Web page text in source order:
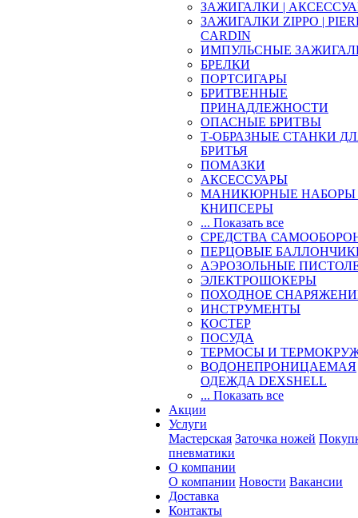
ЗАЖИГАЛКИ |
ЗАЖИГАЛКИ ZIPPO |
CARDIN
ИМПУЛЬСНЫЕ
БРЕЛКИ
ПОРТСИГАРЫ
БРИТВЕННЫЕ
ПРИНАДЛЕЖНОСТИ
ОПАСНЫЕ БРИТВЫ
Т-ОБРАЗНЫЕ СТАНКИ
БРИТЬЯ
ПОМАЗКИ
АКСЕССУАРЫ
МАНИКЮРНЫЕ НАБОРЫ
КНИПСЕРЫ
... Показать все
СРЕДСТВА
ПЕРЦОВЫЕ
АЭРОЗОЛЬНЫЕ
ЭЛЕКТРОШОКЕРЫ
ПОХОДНОЕ
ИНСТРУМЕНТЫ
КОСТЕР
ПОСУДА
ТЕРМОСЫ И
ВОДОНЕПРОНИЦАЕМАЯ
ОДЕЖДА DEXSHELL
... Показать все
Акции
Услуги
Мастерская Заточка ножей
пневматики
О компании
О компании Новости Вакансии
Доставка
Контакты